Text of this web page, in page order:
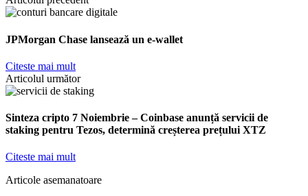
JPMorgan Chase lansează un e-wallet
Citeste mai mult
Articolul următor
Sinteza cripto 7 Noiembrie – Coinbase anunță servicii de
staking pentru Tezos, determină creșterea prețului XTZ
Citeste mai mult
Articole asemanatoare